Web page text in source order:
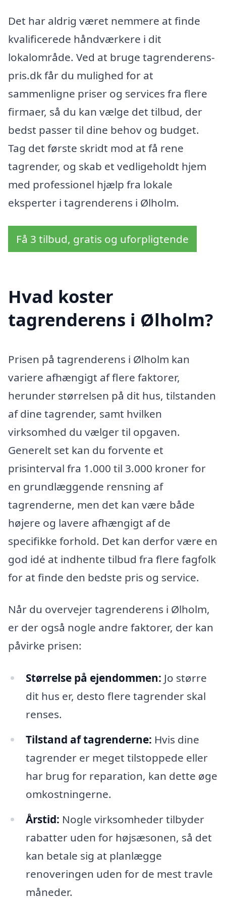
Det har aldrig været nemmere at finde
kvalificerede håndværkere i dit
lokalområde. Ved at bruge tagrenderens-
pris.dk får du mulighed for at
sammenligne priser og services fra flere
firmaer, så du kan vælge det tilbud, der
bedst passer til dine behov og budget.
Tag det første skridt mod at få rene
tagrender, og skab et vedligeholdt hjem
med professionel hjælp fra lokale
eksperter i tagrenderens i Ølholm.
Få 3 tilbud, gratis og uforpligtende
Hvad koster
tagrenderens i Ølholm?
Prisen på tagrenderens i Ølholm kan
variere afhængigt af flere faktorer,
herunder størrelsen på dit hus, tilstanden
af dine tagrender, samt hvilken
virksomhed du vælger til opgaven.
Generelt set kan du forvente et
prisinterval fra 1.000 til 3.000 kroner for
en grundlæggende rensning af
tagrenderne, men det kan være både
højere og lavere afhængigt af de
specifikke forhold. Det kan derfor være en
god idé at indhente tilbud fra flere fagfolk
for at finde den bedste pris og service.
Når du overvejer tagrenderens i Ølholm,
er der også nogle andre faktorer, der kan
påvirke prisen:
Størrelse på ejendommen: Jo større
dit hus er, desto flere tagrender skal
renses.
Tilstand af tagrenderne: Hvis dine
tagrender er meget tilstoppede eller
har brug for reparation, kan dette øge
omkostningerne.
Årstid: Nogle virksomheder tilbyder
rabatter uden for højsæsonen, så det
kan betale sig at planlægge
renoveringen uden for de mest travle
måneder.